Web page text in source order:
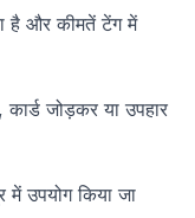
है और कीमतें टेंग में
जोड़कर या उपहार
में उपयोग किया जा